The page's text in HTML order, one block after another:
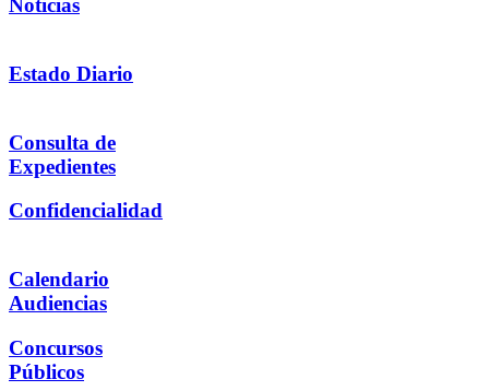
Noticias
Estado Diario
Consulta de
Expedientes
Confidencialidad
Calendario
Audiencias
Concursos
Públicos